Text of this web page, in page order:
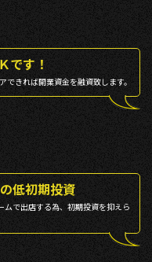
です！
できれば開業資⾦を融資致します。
低初期投資
で出店する為、初期投資を抑えら